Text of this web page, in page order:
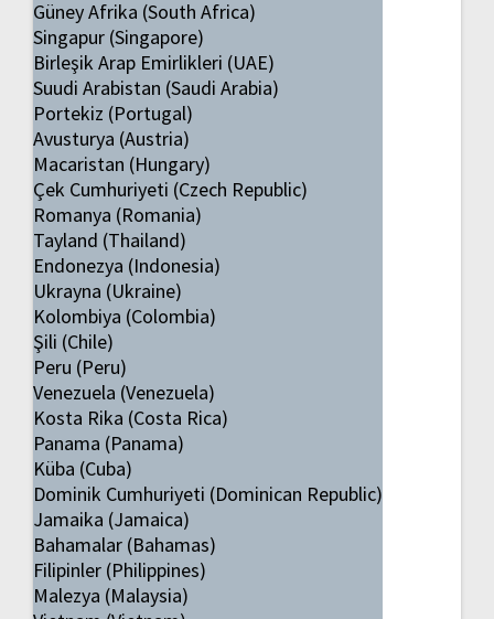
Güney Afrika (South Africa)
Singapur (Singapore)
Birleşik Arap Emirlikleri (UAE)
Suudi Arabistan (Saudi Arabia)
Portekiz (Portugal)
Avusturya (Austria)
Macaristan (Hungary)
Çek Cumhuriyeti (Czech Republic)
Romanya (Romania)
Tayland (Thailand)
Endonezya (Indonesia)
Ukrayna (Ukraine)
Kolombiya (Colombia)
Şili (Chile)
Peru (Peru)
Venezuela (Venezuela)
Kosta Rika (Costa Rica)
Panama (Panama)
Küba (Cuba)
Dominik Cumhuriyeti (Dominican Republic)
Jamaika (Jamaica)
Bahamalar (Bahamas)
Filipinler (Philippines)
Malezya (Malaysia)